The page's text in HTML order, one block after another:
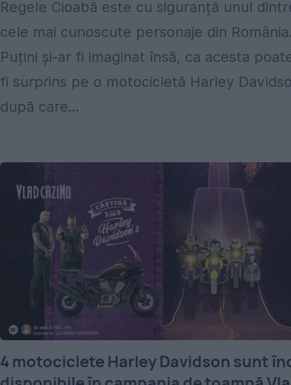
Regele Cioabă este cu siguranță unul
cele mai cunoscute personaje din
Puțini și-ar fi imaginat însă, ca acesta
fi surprins pe o motocicletă Harley
după care...
4 motociclete Harley Davidson sunt